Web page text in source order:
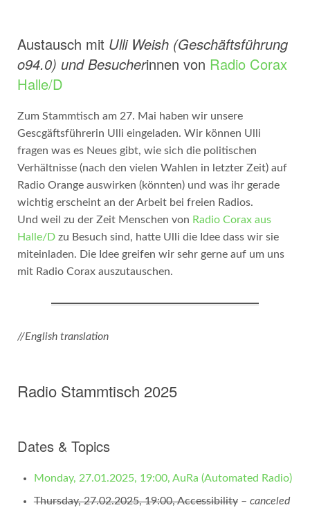
Austausch mit Ulli Weish (Geschäftsführung
o94.0) und Besucherinnen von Radio Corax
Halle/D
Zum Stammtisch am 27. Mai haben wir unsere
Gescgäftsführerin Ulli eingeladen. Wir können Ulli
fragen was es Neues gibt, wie sich die politischen
Verhältnisse (nach den vielen Wahlen in letzter Zeit) auf
Radio Orange auswirken (könnten) und was ihr gerade
wichtig erscheint an der Arbeit bei freien Radios.
Und weil zu der Zeit Menschen von Radio Corax aus
Halle/Dzu Besuch sind, hatte Ulli die Idee dass wir sie
miteinladen. Die Idee greifen wir sehr gerne auf um uns
mit Radio Corax auszutauschen.
//English translation
Radio Stammtisch 2025
Dates & Topics
Monday, 27.01.2025, 19:00, AuRa (Automated Radio)
Thursday, 27.02.2025, 19:00, Accessibility– canceled